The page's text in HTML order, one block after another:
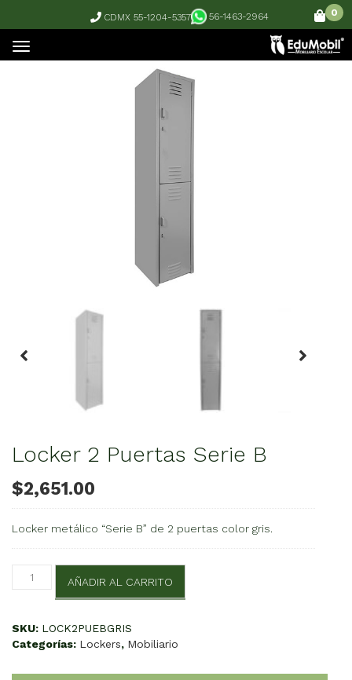
CDMX 55-1204-5357 56-1463-2964 0
Locker 2 Puertas Serie B
$2,651.00
Locker metálico “Serie B” de 2 puertas color gris.
Locker
Puertas
B
cantidad
AÑADIR AL CARRITO
SKU: LOCK2PUEBGRIS
Categorías: Lockers, Mobiliario